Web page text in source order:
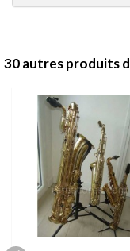
30 autres produits